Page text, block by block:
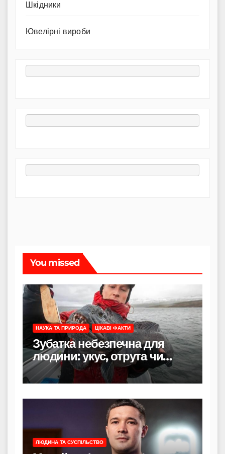
Шкідники
Ювелірні вироби
You missed
НАУКА ТА ПРИРОДА ЦІКАВІ ФАКТИ
Зубатка небезпечна для
людини: укус, отрута чи
лише зовнішність
ЛЮДИНА ТА СУСПІЛЬСТВО